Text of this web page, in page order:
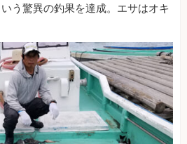
う驚異の釣果を達成。エサはオキ